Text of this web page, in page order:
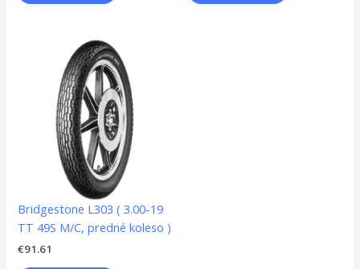
Bridgestone L303 ( 3.00-19
TT 49S M/C, predné koleso )
€91.61